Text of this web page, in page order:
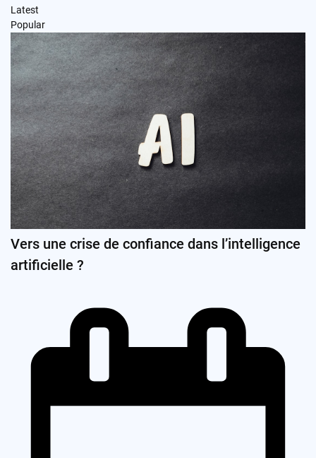
Latest
Popular
Vers une crise de confiance dans l’intelligence
artificielle ?